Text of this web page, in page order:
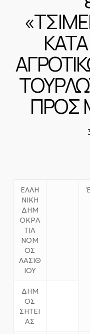
ΠΡΟΣ
ΕΛΛΗ
ΝΙΚΗ
ΔΗΜ
ΟΚΡΑ
ΤΙΑ
ΝΟΜ
ΟΣ
ΛΑΣΙΘ
ΙΟΥ
ΔΗΜ
ΟΣ
ΣΗΤΕΙ
ΑΣ